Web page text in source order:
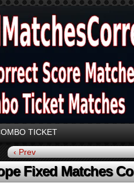
TICKET
‹ Prev
Fixed Matches